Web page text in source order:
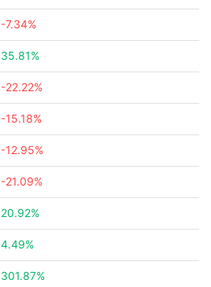
-7.34%
35.81%
-22.22%
-15.18%
-12.95%
-21.09%
20.92%
4.49%
301.87%